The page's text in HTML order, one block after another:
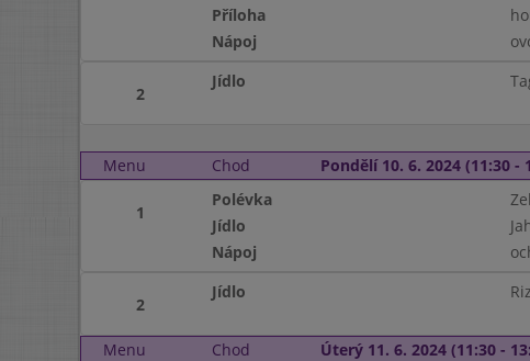
Příloha
Nápoj
2
Jídlo
Menu
Chod Pondělí 10. 6. 2024 (11:30 -
1
Polévka
Jídlo
Nápoj
2
Jídlo
Menu Chod Úterý 11. 6. 2024 (11:30 -